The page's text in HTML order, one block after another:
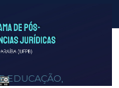
EDUCAÇÃO,